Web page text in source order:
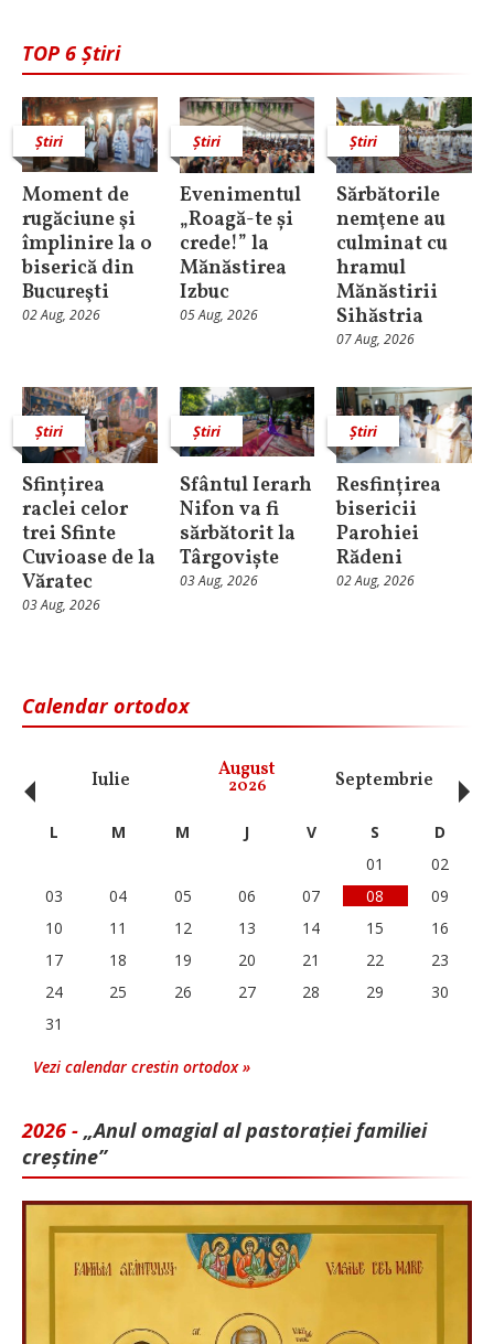
TOP 6 Știri
Știri
Moment de
rugăciune şi
împlinire la o
biserică din
Bucureşti
02 Aug, 2026
Știri
Evenimentul
„Roagă-te și
crede!” la
Mănăstirea
Izbuc
05 Aug, 2026
Știri
Sărbătorile
nemţene au
culminat cu
hramul
Mănăstirii
Sihăstria
07 Aug, 2026
Știri
Sfințirea
raclei celor
trei Sfinte
Cuvioase de la
Văratec
03 Aug, 2026
Știri
Sfântul Ierarh
Nifon va fi
sărbătorit la
Târgoviște
03 Aug, 2026
Știri
Resfințirea
bisericii
Parohiei
Rădeni
02 Aug, 2026
Calendar ortodox
Iulie August
2026 Septembrie
‹ L M M J V S
D
01
02
03
04 05 06 07 08
09
10
11 12 13 14 15
16
17
18 19 20 21 22
23
24
25 26 27 28 29
30
31
Vezi calendar crestin ortodox »
2026 - „Anul omagial al pastorației familiei
creștine”